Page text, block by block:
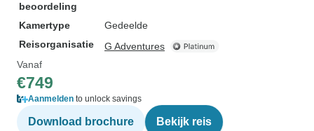
beoordeling
Kamertype
Gedeelde
Reisorganisatie
G Adventures
Vanaf
€749
Aanmelden to unlock savings
Download brochure Bekijk reis